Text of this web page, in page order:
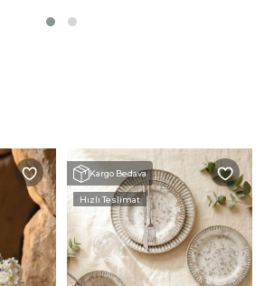
Kargo Bedava
Hızlı Teslimat